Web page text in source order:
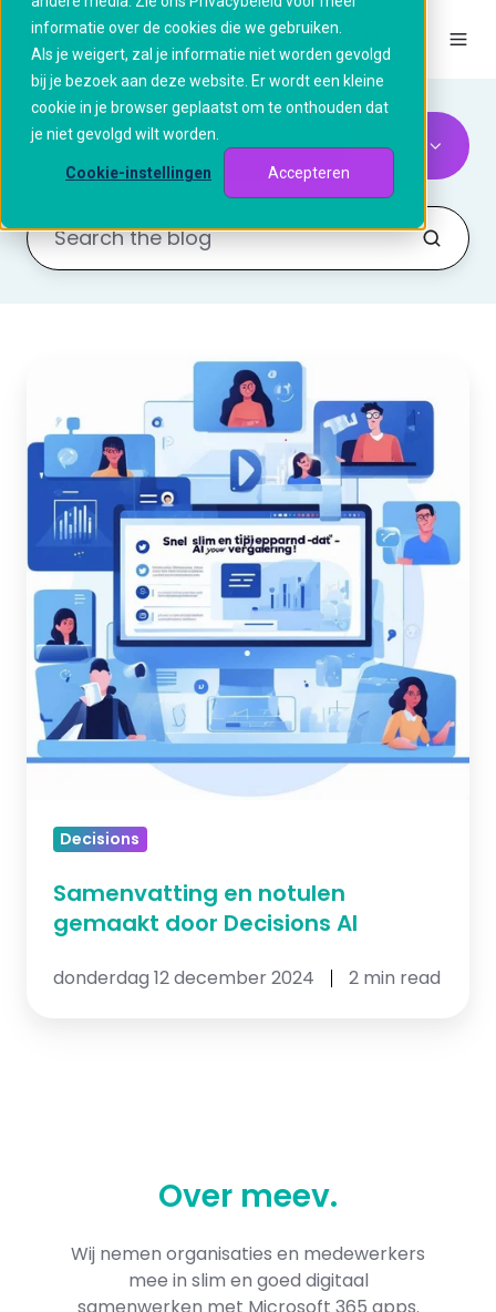
informatie over de cookies die we gebruiken.
Als je weigert, zal je informatie niet worden gevolgd
bij je bezoek aan deze website. Er wordt een kleine
cookie in je browser geplaatst om te onthouden dat
je niet gevolgd wilt worden.
Cookie-instellingen Accepteren
All Topics
notulen
gemaakt
door
Decisions
AI
Decisions
Samenvatting en notulen
gemaakt door Decisions AI
donderdag 12 december 2024 2 min read
Over meev.
Wij nemen organisaties en medewerkers
mee in slim en goed digitaal